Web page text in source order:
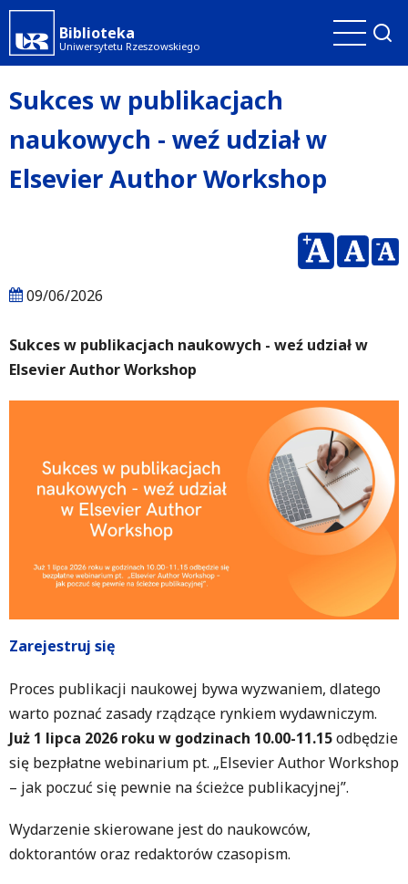
Przejdź
do
treści
Biblioteka
Uniwersytetu Rzeszowskiego
Sukces w publikacjach
naukowych - weź udział w
Elsevier Author Workshop
09/06/2026
Sukces w publikacjach naukowych - weź udział w
Elsevier Author Workshop
Zarejestruj się
Proces publikacji naukowej bywa wyzwaniem, dlatego
warto poznać zasady rządzące rynkiem wydawniczym.
Już 1 lipca 2026 roku w godzinach 10.00-11.15odbędzie
się bezpłatne webinarium pt. „Elsevier Author Workshop
– jak poczuć się pewnie na ścieżce publikacyjnej”.
Wydarzenie skierowane jest do naukowców,
doktorantów oraz redaktorów czasopism.